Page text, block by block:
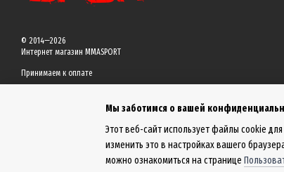
© 2014—2026
Интернет магазин MMASPORT
Принимаем к оплате
Online store built with Horoshop
Мы заботимся о вашей
Этот веб-сайт использует файлы cookie
изменить это в настройках вашего
можно ознакомиться на странице